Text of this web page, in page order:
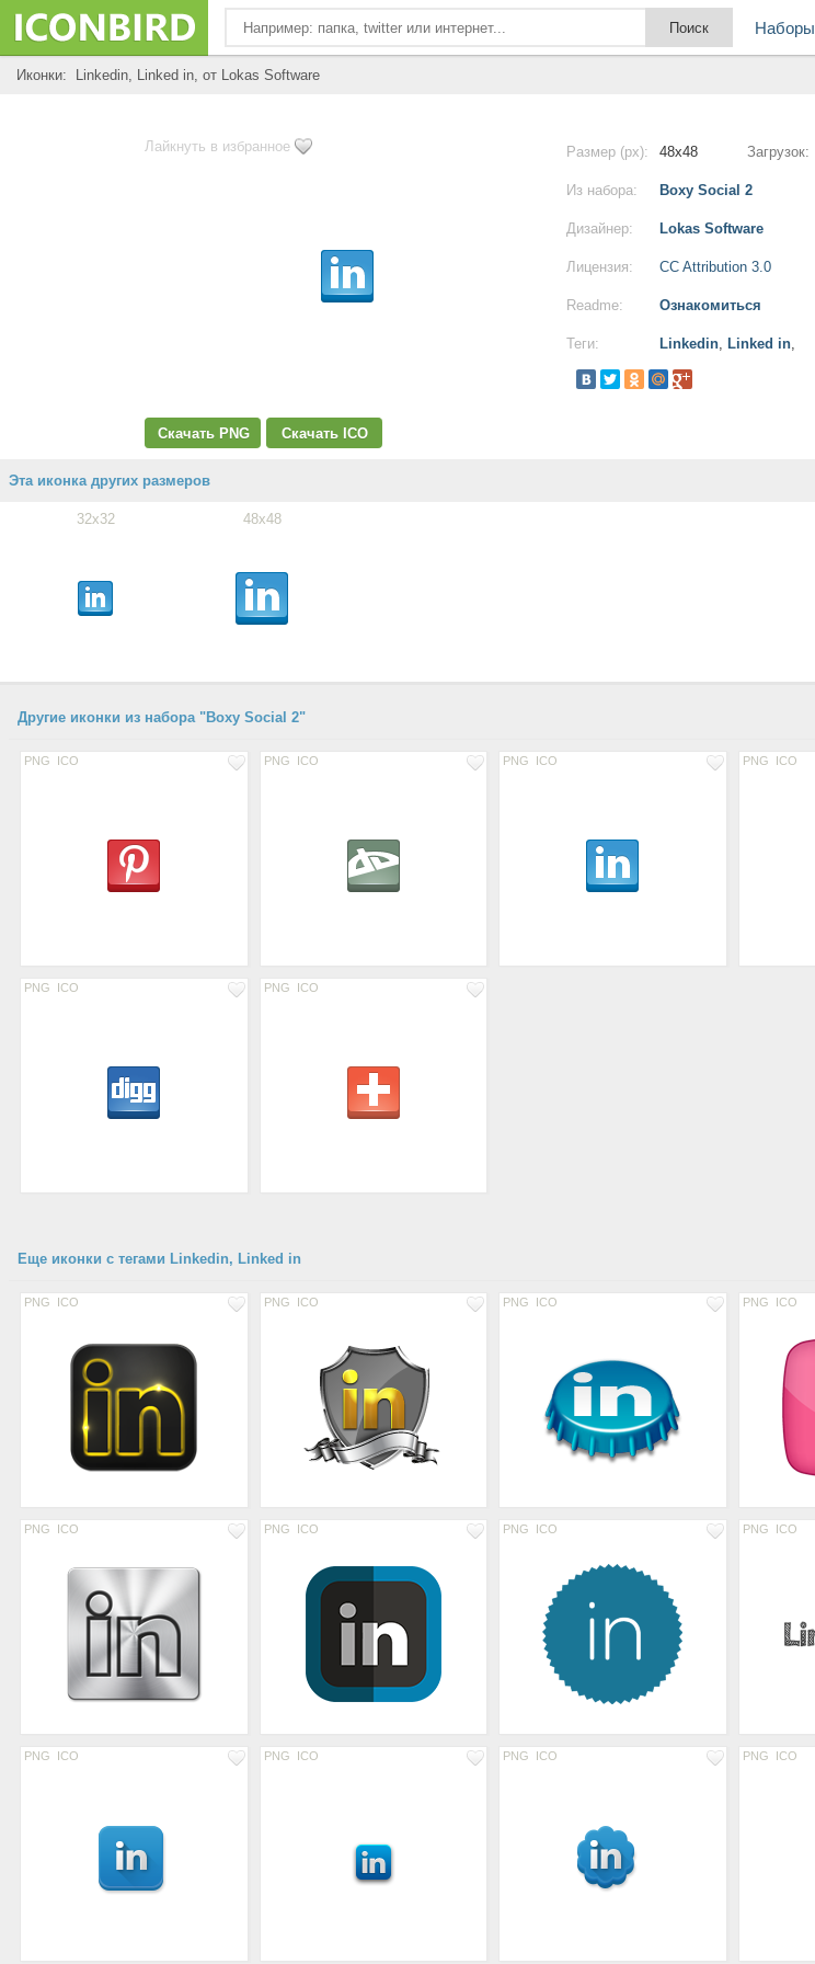
Наборы
Иконки: Linkedin, Linked in, от Lokas Software
Лайкнуть в избранное
Скачать PNG Скачать ICO
Размер (px): 48x48 Загрузок:
Из набора: Boxy Social 2
Дизайнер: Lokas Software
Лицензия: CC Attribution 3.0
Readme: Ознакомиться
Теги: Linkedin, Linked in,
Эта иконка других размеров
32x32 48x48
Другие иконки из набора "Boxy Social 2"
PNG ICO PNG ICO PNG ICO PNG ICO
PNG ICO PNG ICO
Еще иконки с тегами Linkedin, Linked in
PNG ICO PNG ICO PNG ICO PNG ICO
PNG ICO PNG ICO PNG ICO PNG ICO
PNG ICO PNG ICO PNG ICO PNG ICO